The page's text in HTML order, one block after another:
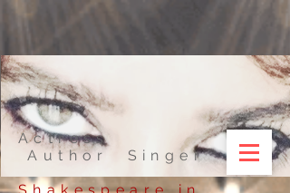
Actress
Author Singer